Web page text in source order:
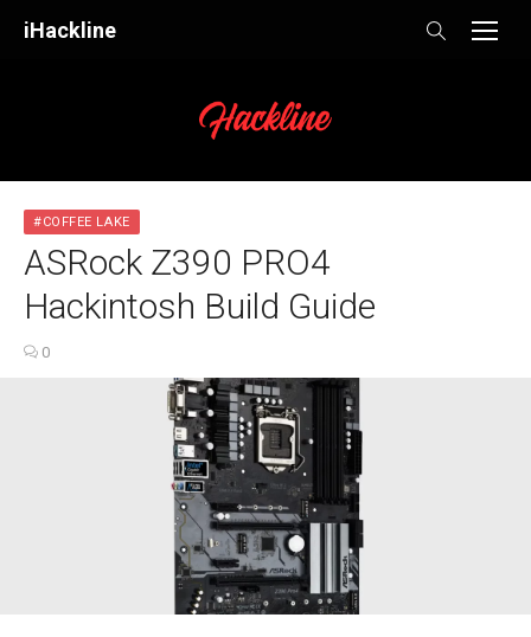
iHackline
#COFFEE LAKE
ASRock Z390 PRO4
Hackintosh Build Guide
0